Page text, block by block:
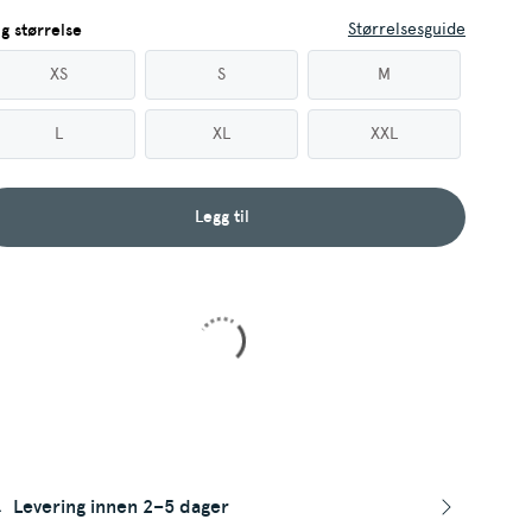
størrelse Størrelsesguide
XS S M
L XL XXL
Legg til
Levering innen 2–5 dager